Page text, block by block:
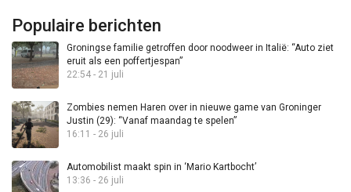
Populaire berichten
Groningse familie getroffen door noodweer in Italië: “Auto ziet
eruit als een poffertjespan”
22:54 - 21 juli
Zombies nemen Haren over in nieuwe game van Groninger
Justin (29): “Vanaf maandag te spelen”
16:11 - 26 juli
Automobilist maakt spin in ‘Mario Kartbocht’
13:36 - 26 juli